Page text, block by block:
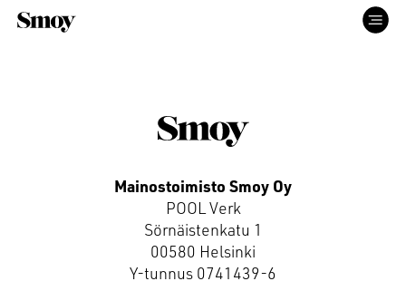
ETUSIVU
PALVELUT
Mainostoimisto Smoy Oy
POOL Verk
Sörnäistenkatu 1
00580 Helsinki
Y-tunnus 0741439-6